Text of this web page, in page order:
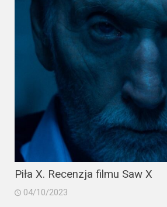
Piła X. Recenzja filmu Saw X
04/10/2023